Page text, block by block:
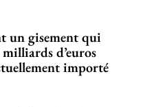
un gisement qui
d’euros
importé